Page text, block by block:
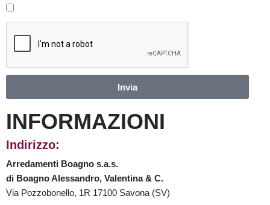
Invia
INFORMAZIONI
Indirizzo:
Arredamenti Boagno s.a.s.
di Boagno Alessandro, Valentina & C.
Via Pozzobonello, 1R 17100 Savona (SV)